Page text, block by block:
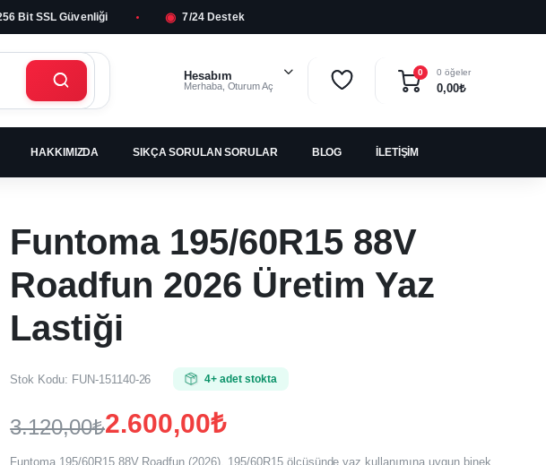
Bit SSL Güvenliği ◉ 7/24 Destek
Hesabım
Merhaba, Oturum Aç
0 0 öğeler
0,00₺
HAKKIMIZDA SIKÇA SORULAN SORULAR BLOG İLETIŞIM
Funtoma 195/60R15 88V
Roadfun 2026 Üretim Yaz
Lastiği
Stok Kodu: FUN-151140-26 4+ adet stokta
3.120,00₺
Orijinal
2.600,00₺
Şu
Funtoma 195/60R15 88V Roadfun (2026), 195/60R15 ölçüsünde yaz kullanımına uygun binek